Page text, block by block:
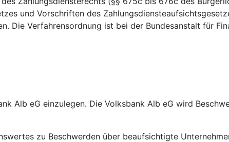
und Vorschriften des
Die Verfahrensordnung ist bei der Bundesanstalt für
Alb eG einzulegen. Die Volksbank Alb eG wird
zu Beschwerden über beaufsichtigte